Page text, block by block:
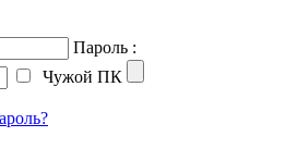
Пароль :
Чужой ПК